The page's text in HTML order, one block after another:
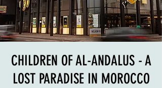
CHILDREN OF AL-ANDALUS - A
LOST PARADISE IN MOROCCO